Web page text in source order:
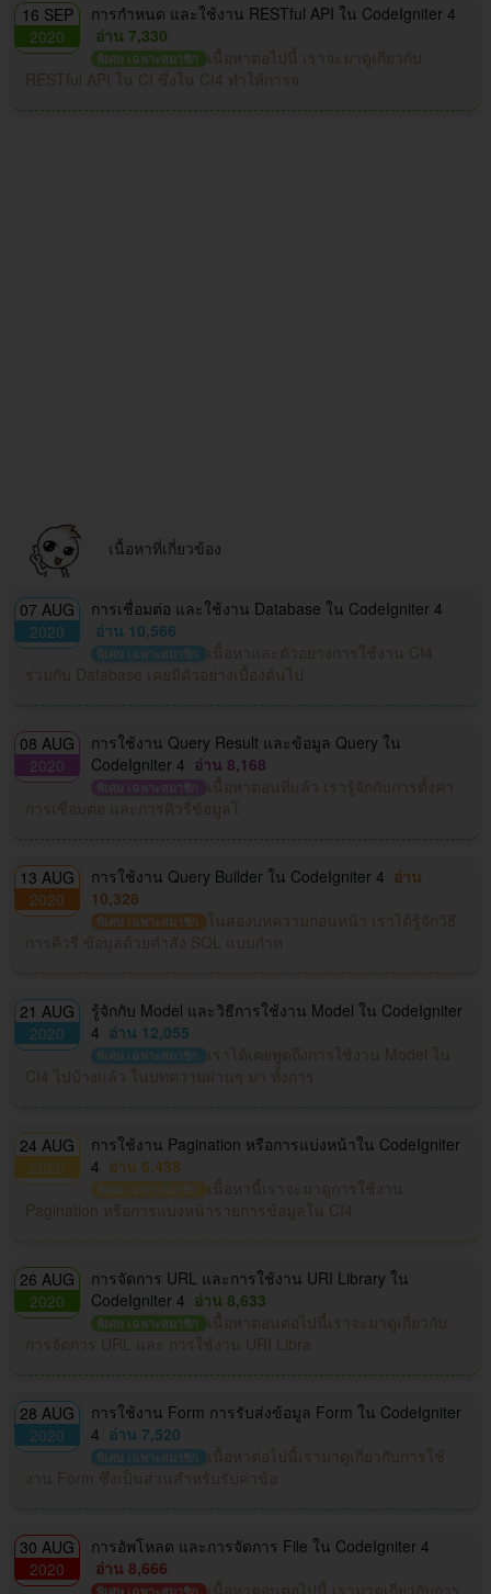
16 SEP
2020
การกำหนด และใช้งาน RESTful API ใน CodeIgniter 4
อ่าน 7,330
พิเศษ เฉพาะสมาชิก
เนื้อหาต่อไปนี้ เราจะมาดูเกี่ยวกับ
RESTful API ใน CI ซึ่งใน CI4 ทำให้การจ
เนื้อหาที่เกี่ยวข้อง
07 AUG
2020
การเชื่อมต่อ และใช้งาน Database ใน CodeIgniter 4
อ่าน 10,566
พิเศษ เฉพาะสมาชิก
เนื้อหาและตัวอย่างการใช้งาน CI4
ร่วมกับ Database เคยมีตัวอย่างเบื้องต้นไป
08 AUG
2020
การใช้งาน Query Result และข้อมูล Query ใน
CodeIgniter 4 อ่าน 8,168
เนื้อหาตอนที่แล้ว เรารู้จักกับการตั้งค่า
การเชื่อมต่อ และการคิวรี่ข้อมูลโ
13 AUG
2020
การใช้งาน Query Builder ใน CodeIgniter 4 อ่าน
10,328
พิเศษ เฉพาะสมาชิก
ในสองบทความก่อนหน้า เราได้รู้จักวิธี
การคิวรี่ ข้อมูลด้วยคำสั่ง SQL แบบกำห
21 AUG
2020
รู้จักกับ Model และวิธีการใช้งาน Model ใน CodeIgniter
4 อ่าน 12,055
พิเศษ เฉพาะสมาชิก
เราได้เคยพูดถึงการใช้งาน Model ใน
CI4 ไปบ้างแล้ว ในบทความผ่านๆ มา ทั้งการ
24 AUG
2020
การใช้งาน Pagination หรือการแบ่งหน้าใน CodeIgniter
4 อ่าน 6,438
พิเศษ เฉพาะสมาชิก
เนื้อหานี้เราจะมาดูการใช้งาน
Pagination หรือการแบ่งหน้ารายการข้อมูลใน CI4
26 AUG
2020
การจัดการ URL และการใช้งาน URI Library ใน
CodeIgniter 4 อ่าน 8,633
พิเศษ เฉพาะสมาชิก
เนื้อหาตอนต่อไปนี้เราจะมาดูเกี่ยวกับ
การจัดการ URL และ การใช้งาน URI Libra
28 AUG
2020
การใช้งาน Form การรับส่งข้อมูล Form ใน CodeIgniter
4 อ่าน 7,520
พิเศษ เฉพาะสมาชิก
เนื้อหาต่อไปนี้เรามาดูเกี่ยวกับการใช้
งาน Form ซึ่งเป็นส่วนสำหรับรับค่าข้อ
30 AUG
2020
การอัพโหลด และการจัดการ File ใน CodeIgniter 4
อ่าน 8,666
เนื้อหาตอนต่อไปนี้ เรามาดูเกี่ยวกับการ